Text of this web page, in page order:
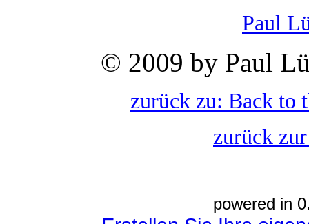
Paul
© 2009 by Paul
zurück zu: Back to
zurück
powered in